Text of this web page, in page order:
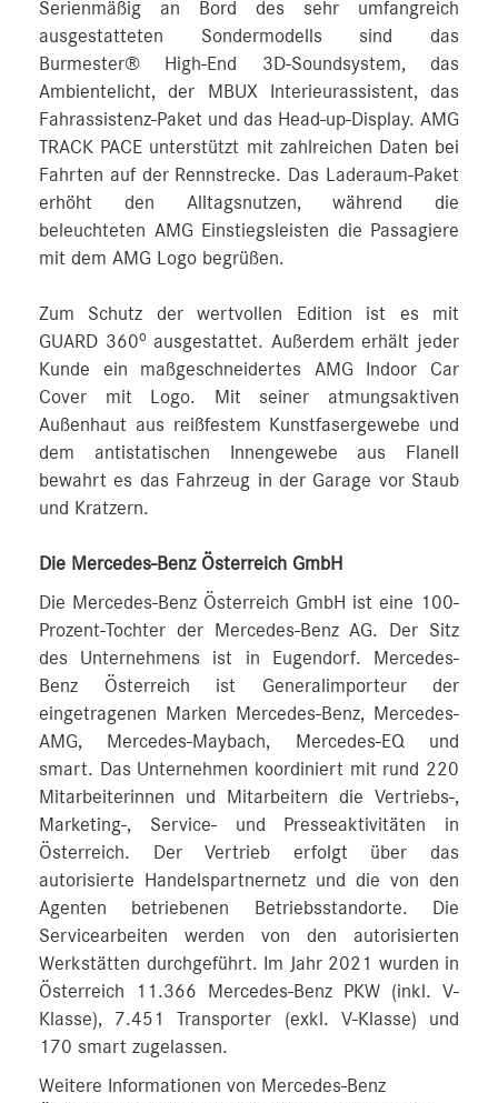
Serienmäßig an Bord des sehr umfangreich
ausgestatteten Sondermodells sind das
Burmester® High-End 3D‑Soundsystem, das
Ambientelicht, der MBUX Interieurassistent, das
Fahrassistenz-Paket und das Head‑up‑Display. AMG
TRACK PACE unterstützt mit zahlreichen Daten bei
Fahrten auf der Rennstrecke. Das Laderaum-Paket
erhöht den Alltagsnutzen, während die
beleuchteten AMG Einstiegsleisten die Passagiere
mit dem AMG Logo begrüßen.
Zum Schutz der wertvollen Edition ist es mit
GUARD 360oausgestattet. Außerdem erhält jeder
Kunde ein maßgeschneidertes AMG Indoor Car
Cover mit Logo. Mit seiner atmungsaktiven
Außenhaut aus reißfestem Kunstfasergewebe und
dem antistatischen Innengewebe aus Flanell
bewahrt es das Fahrzeug in der Garage vor Staub
und Kratzern.
Die Mercedes-Benz Österreich GmbH
Die Mercedes-Benz Österreich GmbH ist eine 100-
Prozent-Tochter der Mercedes-Benz AG. Der Sitz
des Unternehmens ist in Eugendorf. Mercedes-
Benz Österreich ist Generalimporteur der
eingetragenen Marken Mercedes-Benz, Mercedes-
AMG, Mercedes-Maybach, Mercedes-EQ und
smart. Das Unternehmen koordiniert mit rund 220
Mitarbeiterinnen und Mitarbeitern die Vertriebs-,
Marketing-, Service- und Presseaktivitäten in
Österreich. Der Vertrieb erfolgt über das
autorisierte Handelspartnernetz und die von den
Agenten betriebenen Betriebsstandorte. Die
Servicearbeiten werden von den autorisierten
Werkstätten durchgeführt. Im Jahr 2021 wurden in
Österreich 11.366 Mercedes-Benz PKW (inkl. V-
Klasse), 7.451 Transporter (exkl. V-Klasse) und
170 smart zugelassen.
Weitere Informationen von Mercedes-Benz